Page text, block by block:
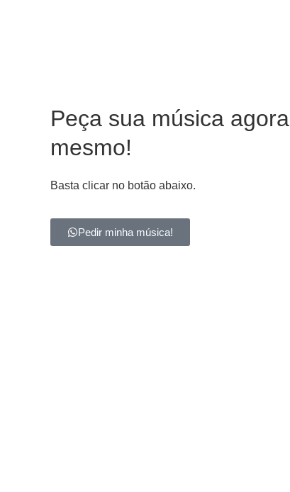
Peça sua música agora
mesmo!
Basta clicar no botão abaixo.
Pedir minha música!